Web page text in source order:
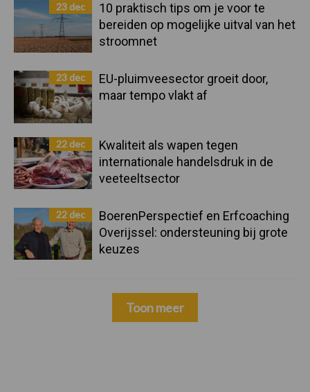
23 dec
10 praktisch tips om je voor te
bereiden op mogelijke uitval van het
stroomnet
23 dec
EU-pluimveesector groeit door,
maar tempo vlakt af
22 dec
Kwaliteit als wapen tegen
internationale handelsdruk in de
veeteeltsector
22 dec
BoerenPerspectief en Erfcoaching
Overijssel: ondersteuning bij grote
keuzes
Toon meer